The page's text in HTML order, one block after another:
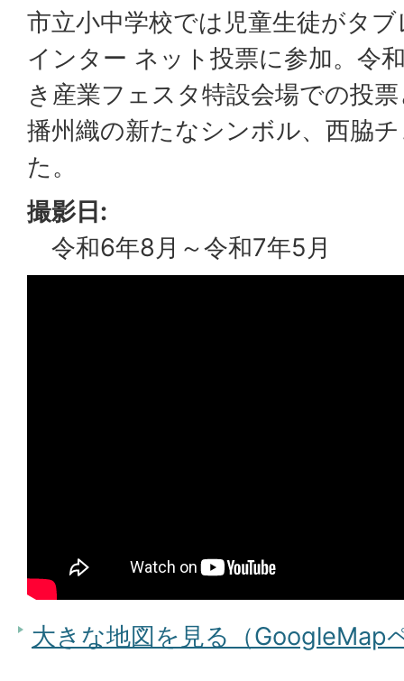
市立小中学校では児童生徒がタ
インター ネット投票に参加。令
き産業フェスタ特設会場での投
播州織の新たなシンボル、西脇
た。
撮影日:
令和6年8月～令和7年5月
大きな地図を見る（GoogleMap